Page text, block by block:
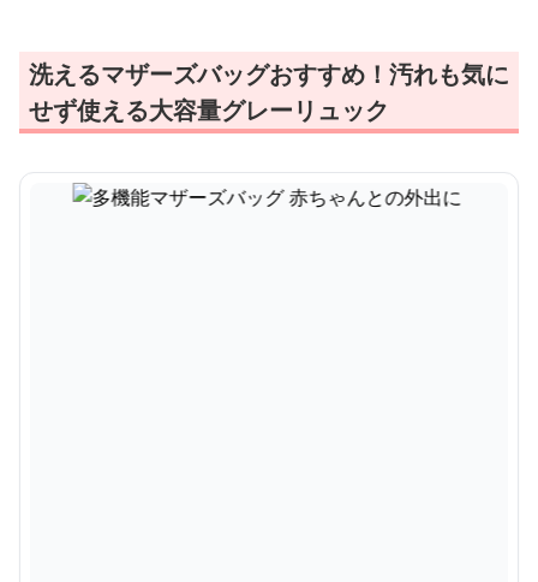
洗えるマザーズバッグおすすめ！汚れも気に
せず使える大容量グレーリュック